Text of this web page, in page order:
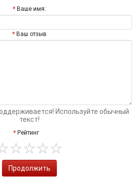
Ваше имя:
Ваш отзыв
Используйте обычный
текст!
Рейтинг
Продолжить